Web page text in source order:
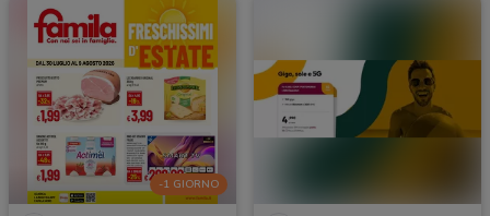
-1 GIORNO